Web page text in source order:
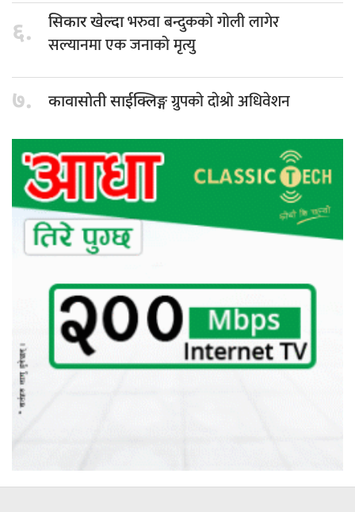
६. सिकार खेल्दाभरुवा बन्दुकको गोली लागेर
सल्यानमा एक जनाको मृत्यु
७. कावासाेती साईक्लिङ्गग्रुपकाे दाेश्राे अधिवेशन